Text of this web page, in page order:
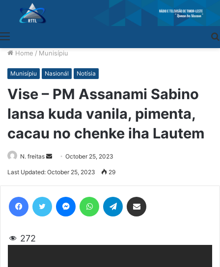
Home / Munisípiu
Munisípiu Nasionál Notísia
Vise – PM Assanami Sabino
lansa kuda vanila, pimenta,
cacau no chenke iha Lautem
N. freitas
SendOctober 25, 2023
Last Updated: October 25, 2023 29
272